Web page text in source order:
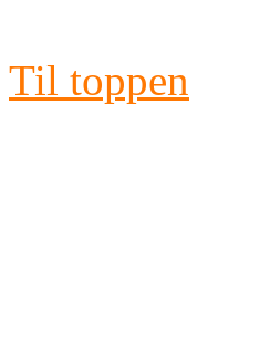
Til toppen